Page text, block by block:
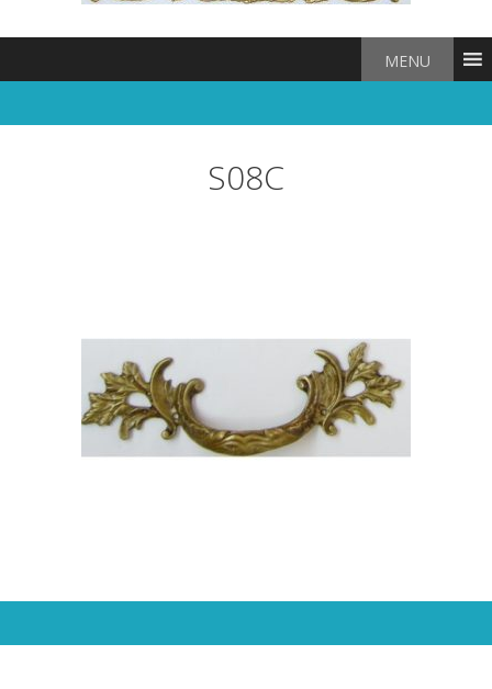
MENU
S08C